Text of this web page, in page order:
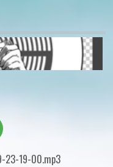
23-19-00.mp3